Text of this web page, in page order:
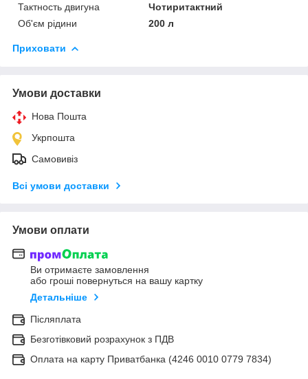
Тактность двигуна
Чотиритактний
Об'єм рідини
200 л
Приховати
Умови доставки
Нова Пошта
Укрпошта
Самовивіз
Всі умови доставки
Умови оплати
Ви отримаєте замовлення
або гроші повернуться на вашу картку
Детальніше
Післяплата
Безготівковий розрахунок з ПДВ
Оплата на карту Приватбанка (4246 0010 0779 7834)